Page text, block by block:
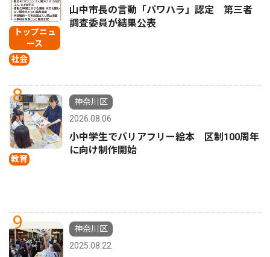
トップニュ
ース
社会
山中市長の言動「パワハラ」認定 第三者
調査委員が結果公表
8
教育
神奈川区
2026.08.06
小中学生でバリアフリー絵本 区制100周年
に向け制作開始
9
神奈川区
2025.08.22